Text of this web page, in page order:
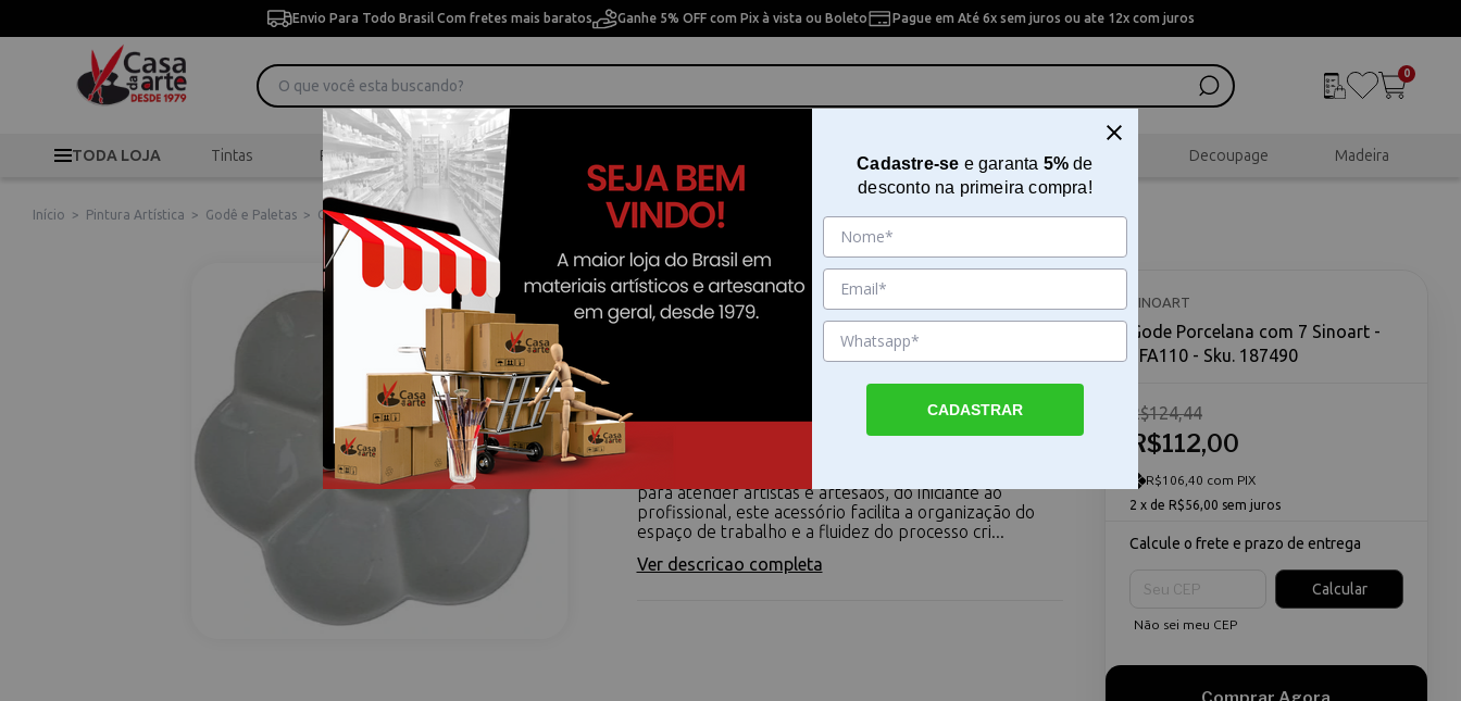
Envio Para Todo Brasil Com fretes mais baratos Ganhe 5% OFF com Pix à vista ou Boleto Pague em Até 6x sem juros ou ate 12x com juros
0
TODA LOJA Tintas Pincéis Desenho Pintura Artesanal Scrapbook Decoupage Madeira
Início > Pintura Artística > Godê e Paletas > Gode Porcelana com 7 Sinoart - SFA110
Gode Porcelana com 7 Sinoart - SFA110
Organização e precisão com o gode tinta de porcelana
O gode tinta de porcelana com 7 cavidades da Sinoart
para atender artistas e artesãos, do iniciante ao
profissional, este acessório facilita a organização do
espaço de trabalho e a fluidez do processo cri...
Ver descricao completa
SINOART
Gode Porcelana com 7 Sinoart -
SFA110 - Sku. 187490
R$112,00
R$124,44
R$106,40 com PIX
2 x de R$56,00 sem juros
Calcule o frete e prazo de entrega
Calcular
Não sei meu CEP
Cadastre-se e garanta 5%de
desconto na primeira compra!
CADASTRAR